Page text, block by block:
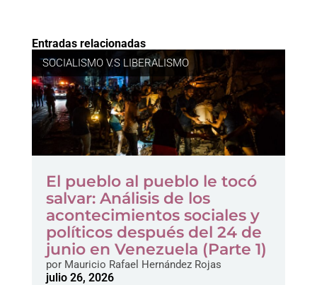
Entradas relacionadas
SOCIALISMO V.S LIBERALISMO
El pueblo al pueblo le tocó
salvar: Análisis de los
acontecimientos sociales y
políticos después del 24 de
junio en Venezuela (Parte 1)
porMauricio Rafael Hernández Rojas
julio 26, 2026